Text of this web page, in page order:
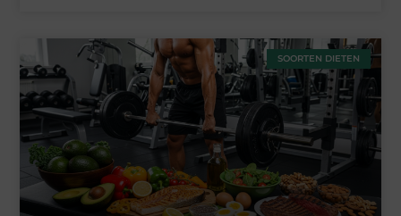
SOORTEN DIETEN